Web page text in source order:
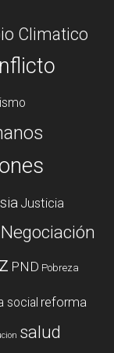
Climatico
Justicia
Negociación
PND Pobreza
social reforma
salud